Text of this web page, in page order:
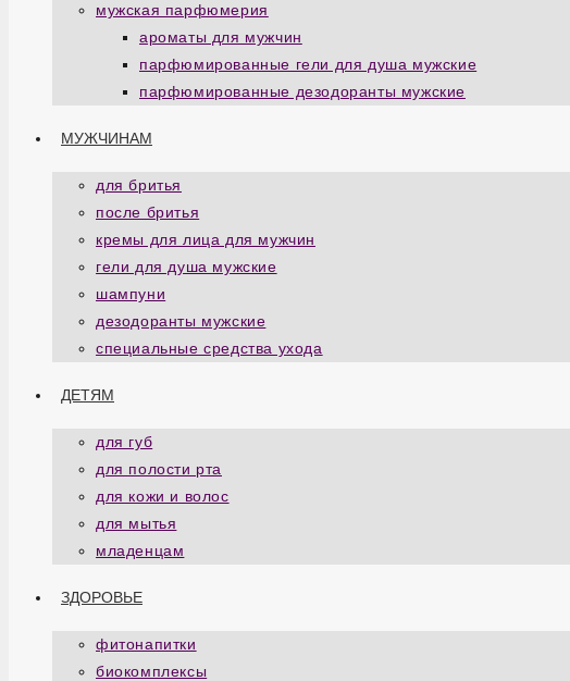
мужская парфюмерия
ароматы для мужчин
парфюмированные гели для душа мужские
парфюмированные дезодоранты мужские
МУЖЧИНАМ
для бритья
после бритья
кремы для лица для мужчин
гели для душа мужские
шампуни
дезодоранты мужские
специальные средства ухода
ДЕТЯМ
для губ
для полости рта
для кожи и волос
для мытья
младенцам
ЗДОРОВЬЕ
фитонапитки
биокомплексы